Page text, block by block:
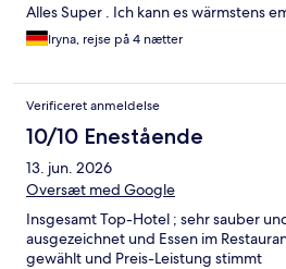
Alles Super . Ich kann es wärmstens
Iryna, rejse på 4 nætter
Verificeret anmeldelse
10/10 Enestående
13. jun. 2026
Oversæt med Google
Insgesamt Top-Hotel ; sehr sauber
ausgezeichnet und Essen im
gewählt und Preis-Leistung stimmt